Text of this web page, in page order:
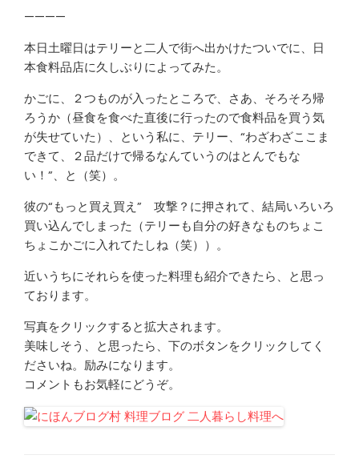
————
本日土曜日はテリーと二人で街へ出かけたついでに、日
本食料品店に久しぶりによってみた。
かごに、２つものが入ったところで、さあ、そろそろ帰
ろうか（昼食を食べた直後に行ったので食料品を買う気
が失せていた）、という私に、テリー、“わざわざここま
できて、２品だけで帰るなんていうのはとんでもな
い！”、と（笑）。
彼の“もっと買え買え” 攻撃？に押されて、結局いろいろ
買い込んでしまった（テリーも自分の好きなものちょこ
ちょこかごに入れてたしね（笑））。
近いうちにそれらを使った料理も紹介できたら、と思っ
ております。
写真をクリックすると拡大されます。
美味しそう、と思ったら、下のボタンをクリックしてく
ださいね。励みになります。
コメントもお気軽にどうぞ。